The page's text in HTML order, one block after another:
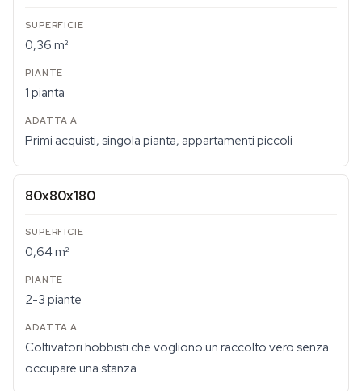
0,36 m²
1 pianta
Primi acquisti, singola pianta, appartamenti piccoli
80x80x180
0,64 m²
2-3 piante
Coltivatori hobbisti che vogliono un raccolto vero senza
occupare una stanza